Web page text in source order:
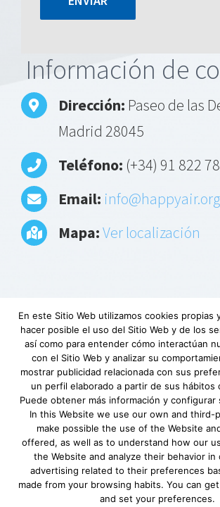
Información de
Dirección: Paseo de las
Madrid 28045
Teléfono: (+34) 91 822
Email: info@happyair.org
Mapa:Ver localización
Aviso Legal |Política de
de responsabilidad|
mínimos|Fundación Lovexair|
servicio| Copyright ©
En este Sitio Web utilizamos cookies propias
hacer posible el uso del Sitio Web y de los
así como para entender cómo interactúan
con el Sitio Web y analizar su
mostrar publicidad relacionada con sus
un perfil elaborado a partir de sus hábitos
Puede obtener más información y configurar
In this Website we use our own and third-
make possible the use of the Website
offered, as well as to understand how our
the Website and analyze their behavior
advertising related to their preferences
made from your browsing habits. You can
and set your preferences.